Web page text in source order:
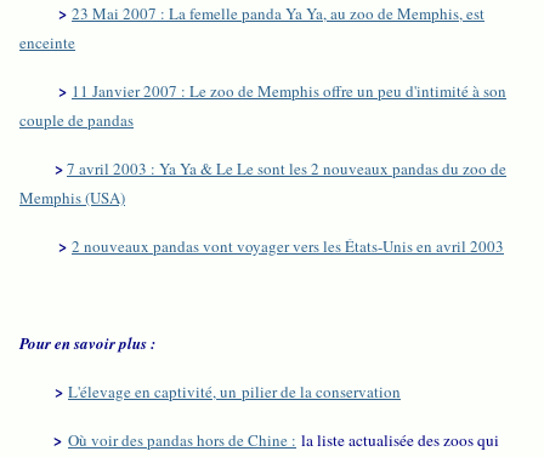
> 23 Mai 2007 : La femelle panda Ya Ya, au zoo de Memphis, est
enceinte
> 11 Janvier 2007 : Le zoo de Memphis offre un peu d'intimité à son
couple de pandas
>7 avril 2003 : Ya Ya & Le Le sont les 2 nouveaux pandas du zoo de
Memphis (USA)
> 2 nouveaux pandas vont voyager vers les États-Unis en avril 2003
Pour en savoir plus :
> L'élevage en captivité, un pilier de la conservation
> Où voir des pandas hors de Chine : la liste actualisée des zoos qui